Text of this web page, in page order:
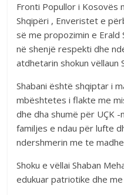
Fronti Popullor i Kosovës
Shqipëri , Enveristet e
së me propozimin e Erald
në shenjë respekti dhe
atdhetarin shokun vëllaun
Shabani është shqiptar i
mbështetes i flakte me
dhe dha shumë për UÇK
familjes e ndau për lufte
ndershmerin me te
Shoku e vëllai Shaban
edukuar patriotike dhe